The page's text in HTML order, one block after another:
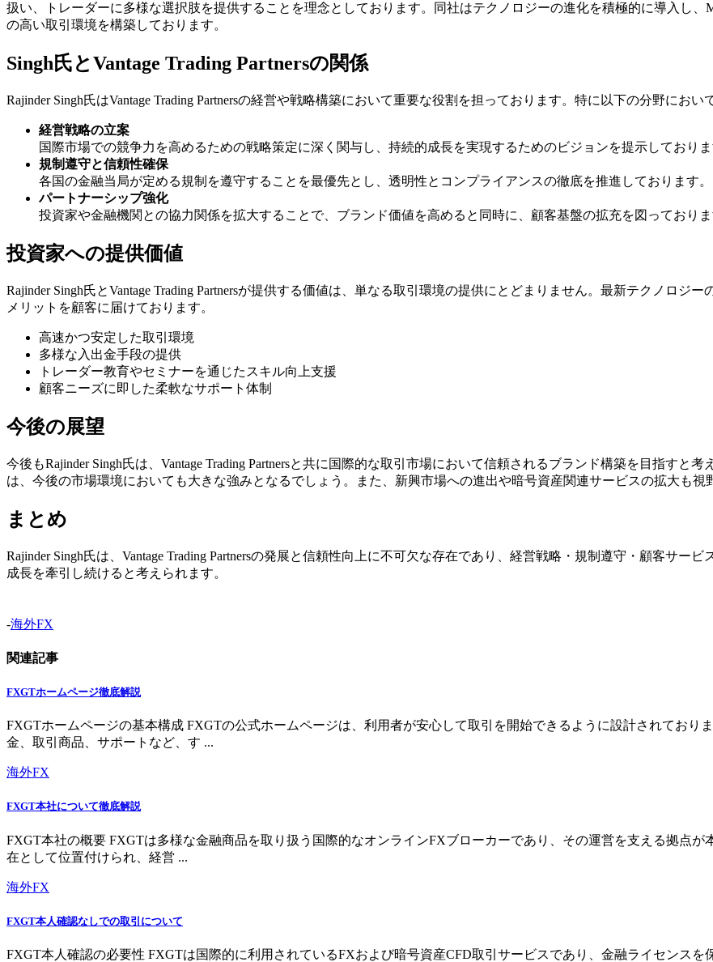
扱い、トレーダーに多様な選択肢を提供することを理念としております。同社はテクノロジーの進化を積極的に導入し、
の高い取引環境を構築しております。
Singh氏とVantage Trading Partnersの関係
Rajinder Singh氏はVantage Trading Partnersの経営や戦略構築において重要な役割を担っております。特に以下の分野におい
経営戦略の立案
国際市場での競争力を高めるための戦略策定に深く関与し、持続的成長を実現するためのビジョンを提示しておりま
規制遵守と信頼性確保
各国の金融当局が定める規制を遵守することを最優先とし、透明性とコンプライアンスの徹底を推進しております。
パートナーシップ強化
投資家や金融機関との協力関係を拡大することで、ブランド価値を高めると同時に、顧客基盤の拡充を図っておりま
投資家への提供価値
Rajinder Singh氏とVantage Trading Partnersが提供する価値は、単なる取引環境の提供にとどまりません。最新テクノロジ
メリットを顧客に届けております。
高速かつ安定した取引環境
多様な入出金手段の提供
トレーダー教育やセミナーを通じたスキル向上支援
顧客ニーズに即した柔軟なサポート体制
今後の展望
今後もRajinder Singh氏は、Vantage Trading Partnersと共に国際的な取引市場において信頼されるブランド構築を目指すと
は、今後の市場環境においても大きな強みとなるでしょう。また、新興市場への進出や暗号資産関連サービスの拡大も視
まとめ
Rajinder Singh氏は、Vantage Trading Partnersの発展と信頼性向上に不可欠な存在であり、経営戦略・規制遵守・顧客サー
成長を牽引し続けると考えられます。
-海外FX
関連記事
FXGTホームページ徹底解説
FXGTホームページの基本構成 FXGTの公式ホームページは、利用者が安心して取引を開始できるように設計されており
金、取引商品、サポートなど、す ...
海外FX
FXGT本社について徹底解説
FXGT本社の概要 FXGTは多様な金融商品を取り扱う国際的なオンラインFXブローカーであり、その運営を支える拠点
在として位置付けられ、経営 ...
海外FX
FXGT本人確認なしでの取引について
FXGT本人確認の必要性 FXGTは国際的に利用されているFXおよび暗号資産CFD取引サービスであり、金融ライセンス